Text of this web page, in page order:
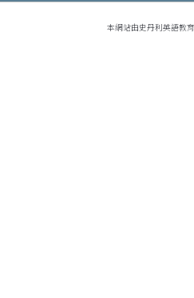
本網站由史丹利英語教